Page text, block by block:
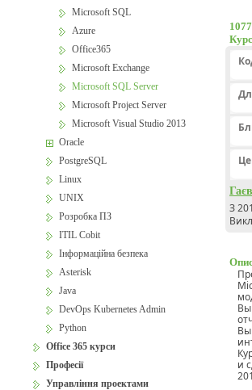
З
и
Microsoft SQL
Azure
Office365
Microsoft Exchange
Microsoft SQL Server
Microsoft Project Server
Microsoft Visual Studio 2013
Oracle
PostgreSQL
Linux
UNIX
Розробка ПЗ
ITIL Cobit
Інформаційна безпека
Asterisk
Java
DevOps Kubernetes Admin
Python
Office 365 курси
Професії
Управління проектами